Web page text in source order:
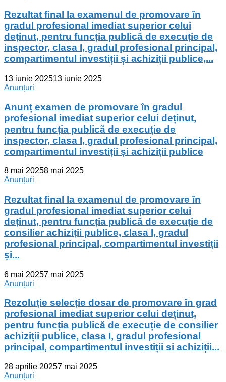
Rezultat final la examenul de promovare în
gradul profesional imediat superior celui
deținut, pentru funcția publică de execuție de
inspector, clasa I, gradul profesional principal,
compartimentul investiții și achiziții publice,...
13 iunie 202513 iunie 2025
Anunțuri
Anunț examen de promovare în gradul
profesional imediat superior celui deținut,
pentru funcția publicã de execuție de
inspector, clasa I, gradul profesional principal,
compartimentul investiții și achiziții publice
8 mai 20258 mai 2025
Anunțuri
Rezultat final la examenul de promovare în
gradul profesional imediat superior celui
deținut, pentru funcția publică de execuție de
consilier achiziții publice, clasa I, gradul
profesional principal, compartimentul investiții
și...
6 mai 20257 mai 2025
Anunțuri
Rezoluție selecție dosar de promovare în grad
profesional imediat superior celui deținut,
pentru funcția publică de execuție de consilier
achiziții publice, clasa I, gradul profesional
principal, compartimentul investiții si achiziții...
28 aprilie 20257 mai 2025
Anunțuri